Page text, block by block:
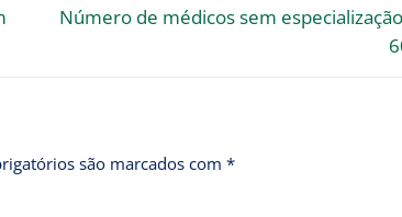
Número de médicos sem
são marcados com *